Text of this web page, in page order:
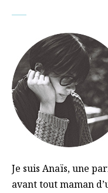
Je suis Anaïs, une
avant tout maman